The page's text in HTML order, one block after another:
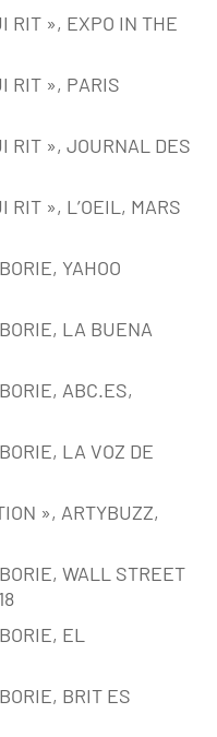
RIT », EXPO IN THE
RIT », PARIS
RIT », JOURNAL DES
RIT », L’OEIL, MARS
YAHOO
LA BUENA
ABC.ES,
LA VOZ DE
», ARTYBUZZ,
WALL STREET
EL
BRIT ES